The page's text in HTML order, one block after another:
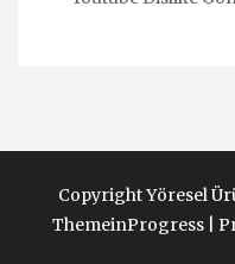
Copyright Yöresel
ThemeinProgress|